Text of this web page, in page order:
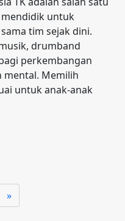
untuk
tim sejak dini.
drumband
perkembangan
mental. Memilih
untuk anak-anak
»